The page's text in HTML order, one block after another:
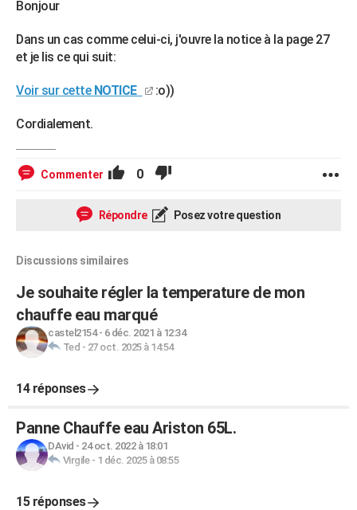
AVIS DE DÉCÈS
FORUM
Bricolage
Lifestyle
Culture
Sport
Auto
Television
Voyage
Cinema
Bonjour
Dans un cas comme celui-ci, j'ouvre la notice à la page 27
et je lis ce qui suit:
Voir sur cetteNOTICE :o))
Cordialement.
Commenter 0
Répondre Posez votre question
Discussions similaires
Je souhaite régler la temperature de mon
chauffe eau marqué
castel2154- 6 déc. 2021 à 12:34
Ted - 27 oct. 2025 à 14:54
14 réponses
Panne Chauffe eau Ariston 65L.
DAvid - 24 oct. 2022 à 18:01
Virgile- 1 déc. 2025 à 08:55
15 réponses